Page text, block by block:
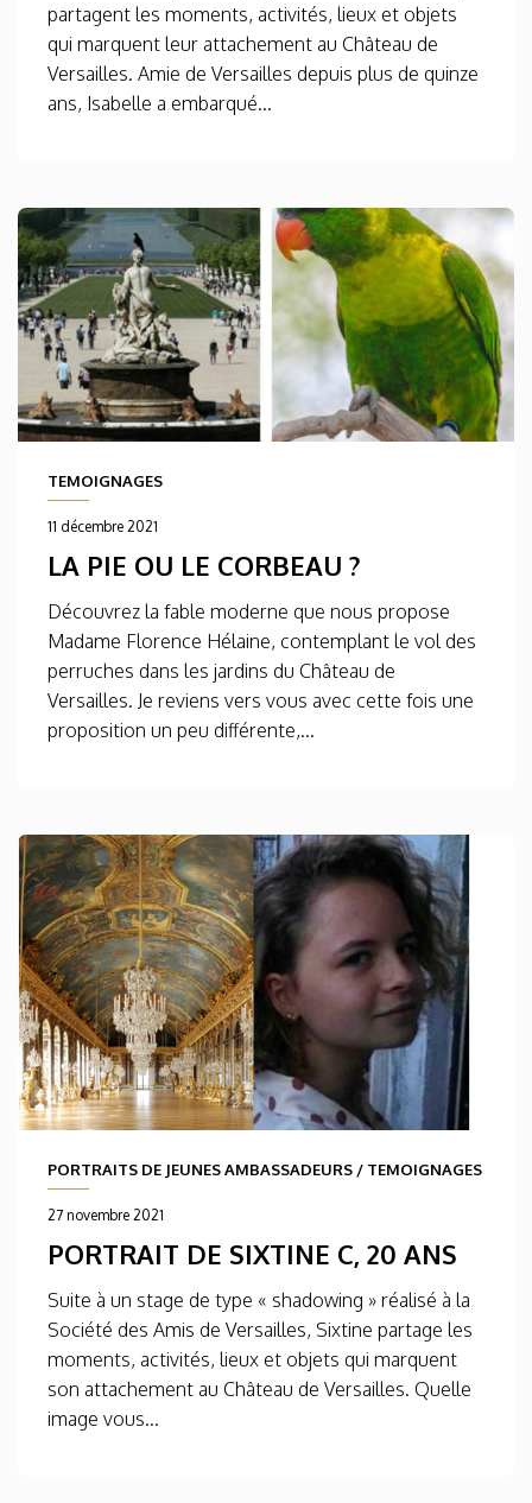
partagent les moments, activités, lieux et objets
qui marquent leur attachement au Château de
Versailles. Amie de Versailles depuis plus de quinze
ans, Isabelle a embarqué...
TEMOIGNAGES
11 décembre 2021
LA PIE OU LE CORBEAU ?
Découvrez la fable moderne que nous propose
Madame Florence Hélaine, contemplant le vol des
perruches dans les jardins du Château de
Versailles. Je reviens vers vous avec cette fois une
proposition un peu différente,...
PORTRAITS DE JEUNES AMBASSADEURS / TEMOIGNAGES
27 novembre 2021
PORTRAIT DE SIXTINE C, 20 ANS
Suite à un stage de type « shadowing » réalisé à la
Société des Amis de Versailles, Sixtine partage les
moments, activités, lieux et objets qui marquent
son attachement au Château de Versailles. Quelle
image vous...